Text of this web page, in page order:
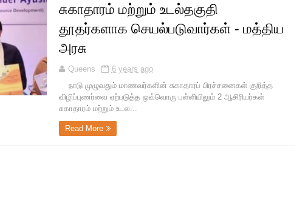
சுகாதாரம் மற்றும் உடல்தகுதி
தூதர்களாக செயல்படுவார்கள் - மத்திய
அரசு
Queens
6 years ago
நாடு முழுவதும் மாணவர்களின் சுகாதாரப் பிரச்சனைகள் குறித்த
விழிப்புணர்வை ஏற்படுத்த ஒவ்வொரு பள்ளியிலும் 2 ஆசிரியர்கள்
சுகாதாரம் மற்றும் உடல...
Read More